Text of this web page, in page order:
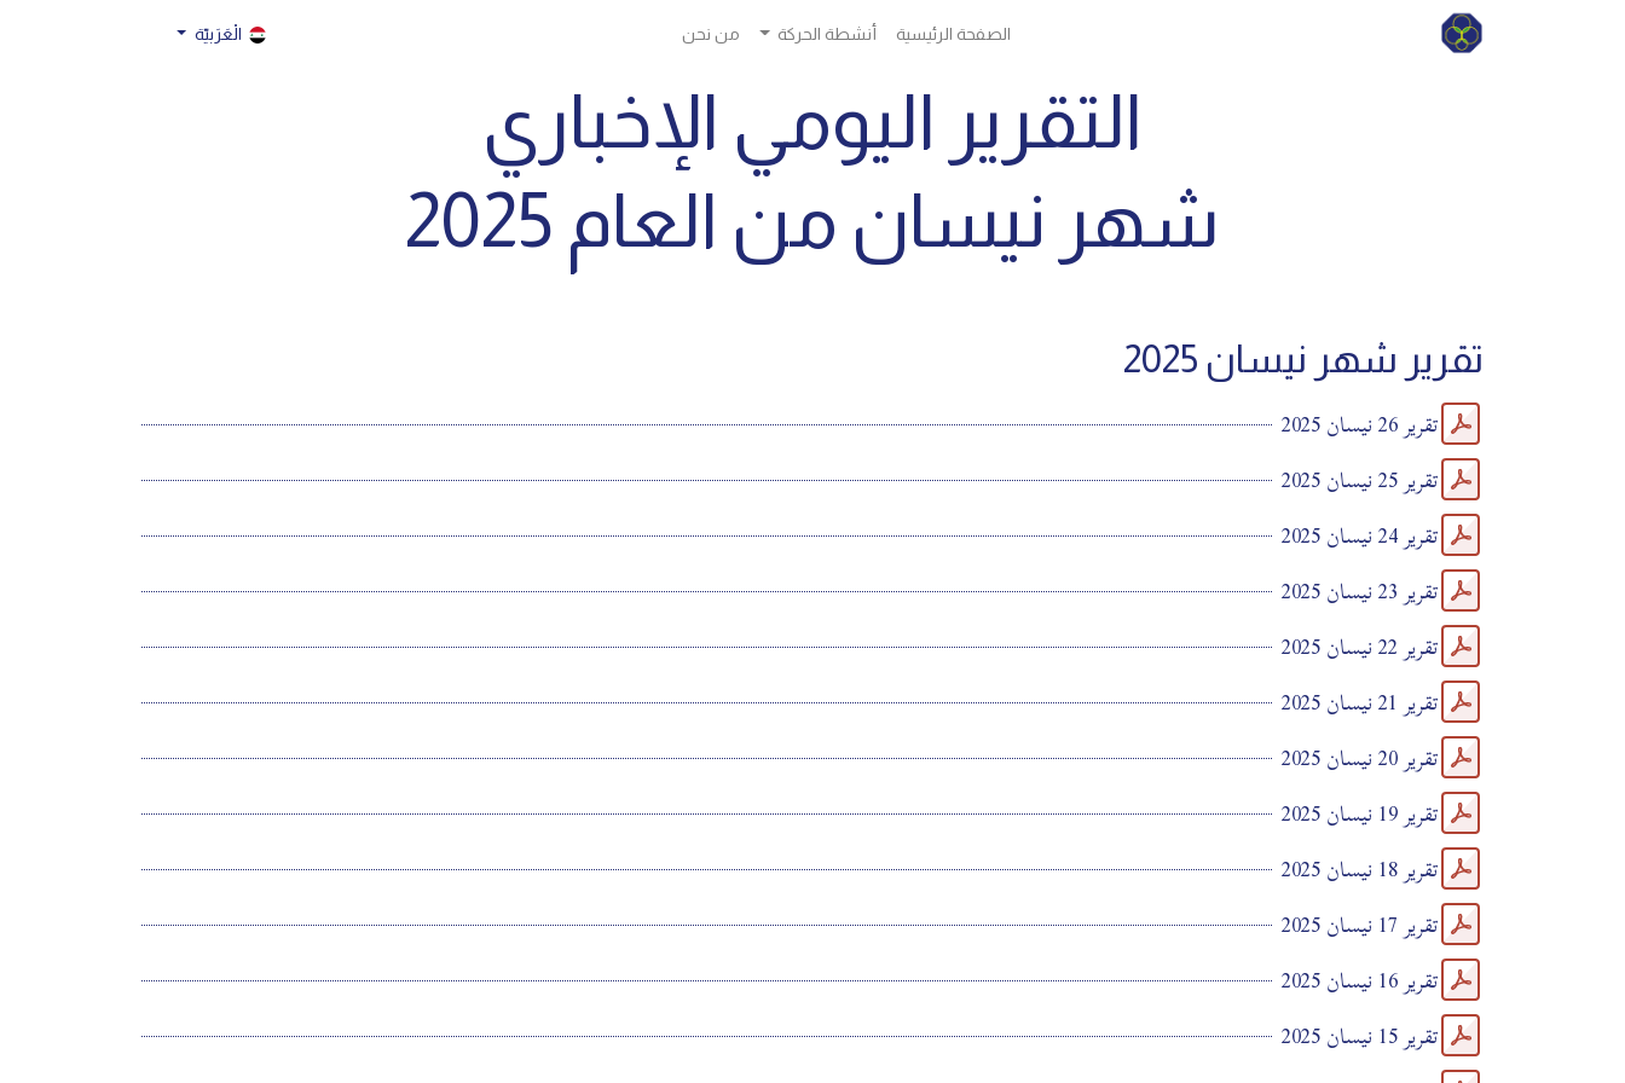
الصفحة الرئيسية أنشطة الحركة من نحن الْعَرَبيّة
التقرير اليومي الإخباري
شهر نيسان من العام 2025
تقرير شهر نيسان 2025
تقرير 26 نيسان 2025
تقرير 25 نيسان 2025
تقرير 24 نيسان 2025
تقرير 23 نيسان 2025
تقرير 22 نيسان 2025
تقرير 21 نيسان 2025
تقرير 20 نيسان 2025
تقرير 19 نيسان 2025
تقرير 18 نيسان 2025
تقرير 17 نيسان 2025
تقرير 16 نيسان 2025
تقرير 15 نيسان 2025
الشراكة والعدالة والتنمية